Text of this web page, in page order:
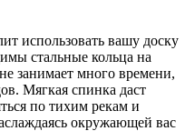
использовать вашу доску
стальные кольца на
занимает много времени,
Мягкая спинка даст
по тихим рекам и
окружающей вас